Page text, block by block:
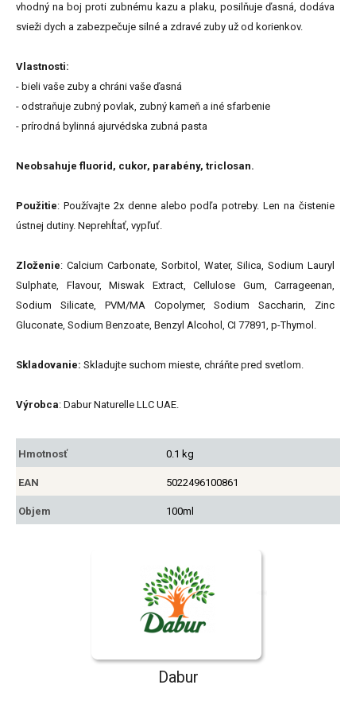
vhodný na boj proti zubnému kazu a plaku, posilňuje ďasná, dodáva
svieži dych a zabezpečuje silné a zdravé zuby už od korienkov.
Vlastnosti:
- bieli vaše zuby a chráni vaše ďasná
- odstraňuje zubný povlak, zubný kameň a iné sfarbenie
- prírodná bylinná ajurvédska zubná pasta
Neobsahuje fluorid, cukor, parabény, triclosan.
Použitie: Používajte 2x denne alebo podľa potreby. Len na čistenie
ústnej dutiny. Neprehĺtať, vypľuť.
Zloženie: Calcium Carbonate, Sorbitol, Water, Silica, Sodium Lauryl
Sulphate, Flavour, Miswak Extract, Cellulose Gum, Carrageenan,
Sodium Silicate, PVM/MA Copolymer, Sodium Saccharin, Zinc
Gluconate, Sodium Benzoate, Benzyl Alcohol, CI 77891, p-Thymol.
Skladovanie: Skladujte suchom mieste, chráňte pred svetlom.
Výrobca: Dabur Naturelle LLC UAE.
Hmotnosť 0.1 kg
EAN 5022496100861
Objem 100ml
Dabur